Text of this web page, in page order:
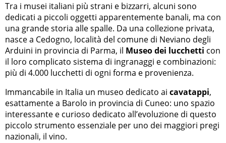
Tra i musei italiani più strani e bizzarri, alcuni sono
dedicati a piccoli oggetti apparentemente banali, ma con
una grande storia alle spalle. Da una collezione privata,
nasce a Cedogno, località del comune di Neviano degli
Arduini in provincia di Parma, il Museo dei lucchetti con
il loro complicato sistema di ingranaggi e combinazioni:
più di 4.000 lucchetti di ogni forma e provenienza.
Immancabile in Italia un museo dedicato ai cavatappi,
esattamente a Barolo in provincia di Cuneo: uno spazio
interessante e curioso dedicato all’evoluzione di questo
piccolo strumento essenziale per uno dei maggiori pregi
nazionali, il vino.